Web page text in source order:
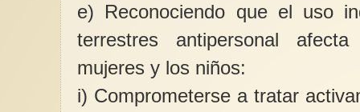
e) Reconociendo que el uso
terrestres antipersonal
mujeres y los niños:
i) Comprometerse a tratar